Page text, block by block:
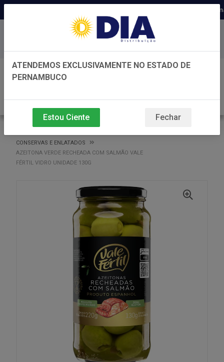
Distribuidora há 22 anos em
Baixe já nosso APP
CONSERVAS E ENLATADOS
AZEITONA VERDE RECHEADA COM SALMÃO VALE
FÉRTIL VIDRO UNIDADE 130G
ATENDEMOS EXCLUSIVAMENTE NO ESTADO DE
PERNAMBUCO
Estou Ciente Fechar